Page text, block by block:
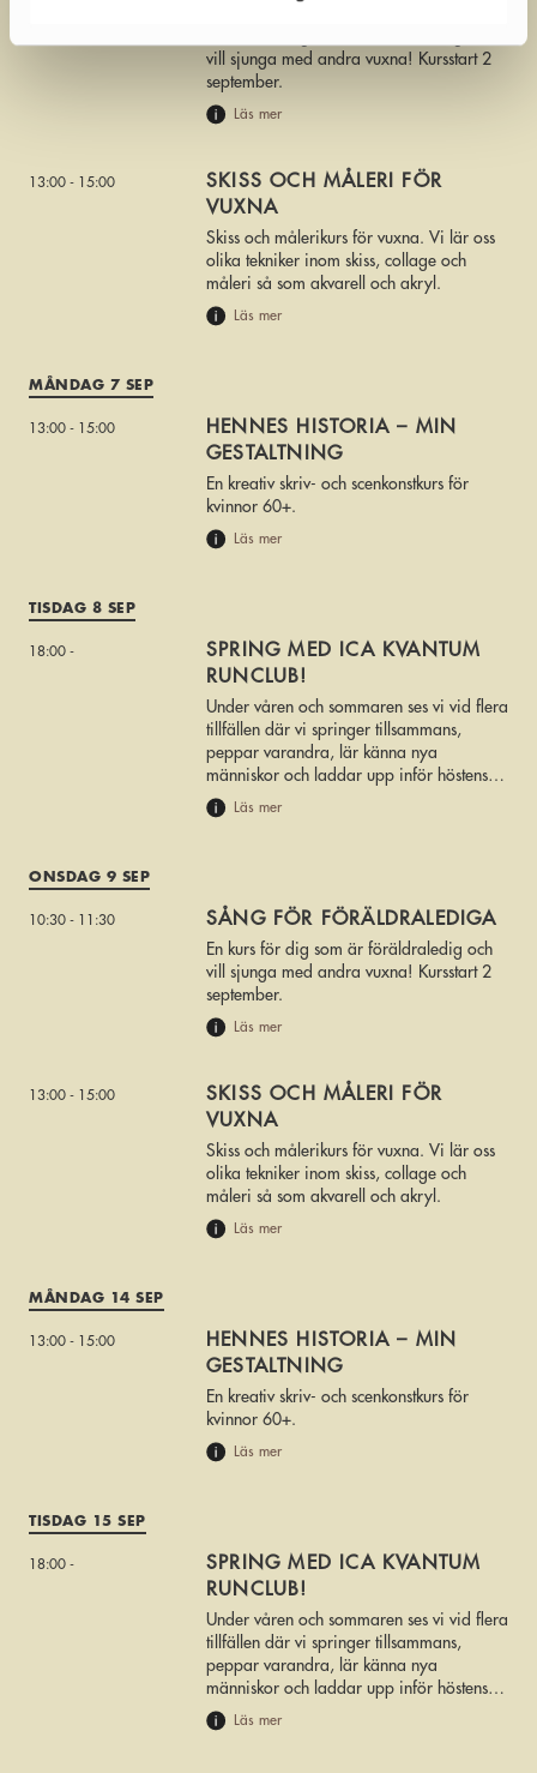
SÅNG FÖR FÖRÄLDRALEDIGA
vill sjunga med andra vuxna! Kursstart 2
september.
Läs mer
13:00 - 15:00
SKISS OCH MÅLERI FÖR
VUXNA
Skiss och målerikurs för vuxna. Vi lär oss
olika tekniker inom skiss, collage och
måleri så som akvarell och akryl.
Läs mer
MÅNDAG 7 SEP
13:00 - 15:00
HENNES HISTORIA – MIN
GESTALTNING
En kreativ skriv- och scenkonstkurs för
kvinnor 60+.
Läs mer
TISDAG 8 SEP
18:00 -
SPRING MED ICA KVANTUM
RUNCLUB!
Under våren och sommaren ses vi vid flera
tillfällen där vi springer tillsammans,
peppar varandra, lär känna nya
människor och laddar upp inför höstens
stora löparfest – Sicklaloppet den 20
september.
Läs mer
ONSDAG 9 SEP
10:30 - 11:30 SÅNG FÖR FÖRÄLDRALEDIGA
En kurs för dig som är föräldraledig och
vill sjunga med andra vuxna! Kursstart 2
september.
Läs mer
13:00 - 15:00
SKISS OCH MÅLERI FÖR
VUXNA
Skiss och målerikurs för vuxna. Vi lär oss
olika tekniker inom skiss, collage och
måleri så som akvarell och akryl.
Läs mer
MÅNDAG 14 SEP
13:00 - 15:00
HENNES HISTORIA – MIN
GESTALTNING
En kreativ skriv- och scenkonstkurs för
kvinnor 60+.
Läs mer
TISDAG 15 SEP
18:00 -
SPRING MED ICA KVANTUM
RUNCLUB!
Under våren och sommaren ses vi vid flera
tillfällen där vi springer tillsammans,
peppar varandra, lär känna nya
människor och laddar upp inför höstens
stora löparfest – Sicklaloppet den 20
september.
Läs mer